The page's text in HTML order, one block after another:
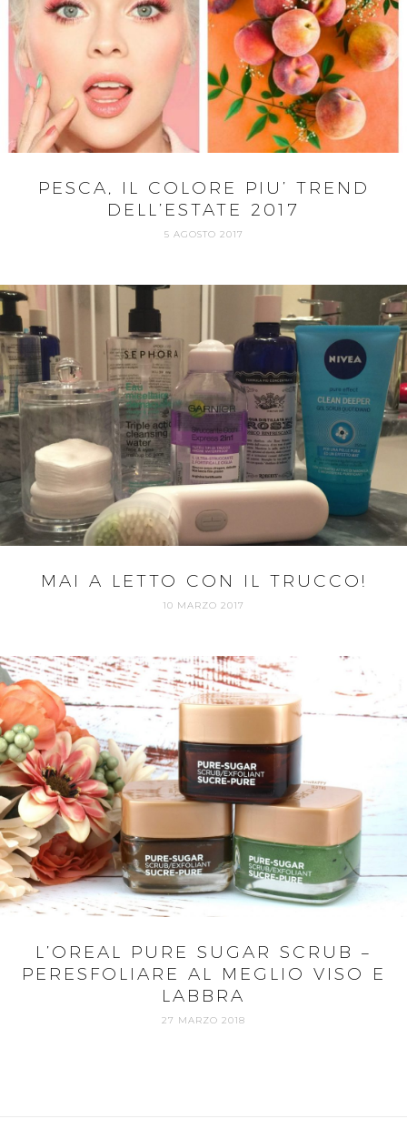
PESCA, IL COLORE PIU’ TREND
DELL’ESTATE 2017
5 AGOSTO 2017
MAI A LETTO CON IL TRUCCO!
10 MARZO 2017
L’OREAL PURE SUGAR SCRUB –
PERESFOLIARE AL MEGLIO VISO E
LABBRA
27 MARZO 2018